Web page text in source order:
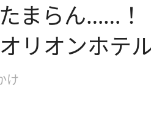
まらん……
リオンホテ
け